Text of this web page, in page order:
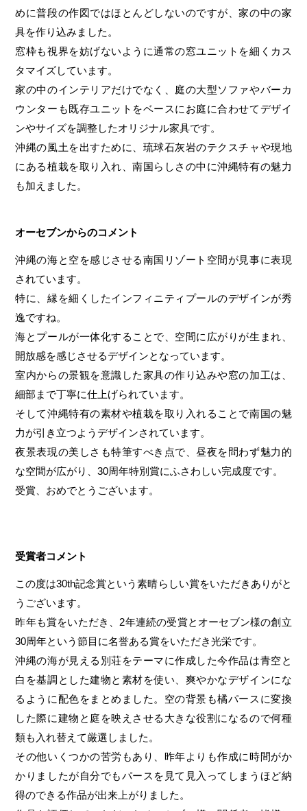
めに普段の作図ではほとんどしないのですが、家の中の家
具を作り込みました。
窓枠も視界を妨げないように通常の窓ユニットを細くカス
タマイズしています。
家の中のインテリアだけでなく、庭の大型ソファやバーカ
ウンターも既存ユニットをベースにお庭に合わせてデザイ
ンやサイズを調整したオリジナル家具です。
沖縄の風土を出すために、琉球石灰岩のテクスチャや現地
にある植栽を取り入れ、南国らしさの中に沖縄特有の魅力
も加えました。
オーセブンからのコメント
沖縄の海と空を感じさせる南国リゾート空間が見事に表現
されています。
特に、縁を細くしたインフィニティプールのデザインが秀
逸ですね。
海とプールが一体化することで、空間に広がりが生まれ、
開放感を感じさせるデザインとなっています。
室内からの景観を意識した家具の作り込みや窓の加工は、
細部まで丁寧に仕上げられています。
そして沖縄特有の素材や植栽を取り入れることで南国の魅
力が引き立つようデザインされています。
夜景表現の美しさも特筆すべき点で、昼夜を問わず魅力的
な空間が広がり、30周年特別賞にふさわしい完成度です。
受賞、おめでとうございます。
受賞者コメント
この度は30th記念賞という素晴らしい賞をいただきありがと
うございます。
昨年も賞をいただき、2年連続の受賞とオーセブン様の創立
30周年という節目に名誉ある賞をいただき光栄です。
沖縄の海が見える別荘をテーマに作成した今作品は青空と
白を基調とした建物と素材を使い、爽やかなデザインにな
るように配色をまとめました。空の背景も橘パースに変換
した際に建物と庭を映えさせる大きな役割になるので何種
類も入れ替えて厳選しました。
その他いくつかの苦労もあり、昨年よりも作成に時間がか
かりましたが自分でもパースを見て見入ってしまうほど納
得のできる作品が出来上がりました。